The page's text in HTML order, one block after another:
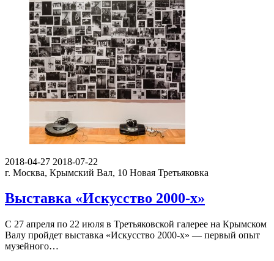
2018-04-27 2018-07-22
г. Москва, Крымский Вал, 10 Новая Третьяковка
Выставка «Искусство 2000-х»
С 27 апреля по 22 июля в Третьяковской галерее на Крымском
Валу пройдет выставка «Искусство 2000-х» — первый опыт
музейного…